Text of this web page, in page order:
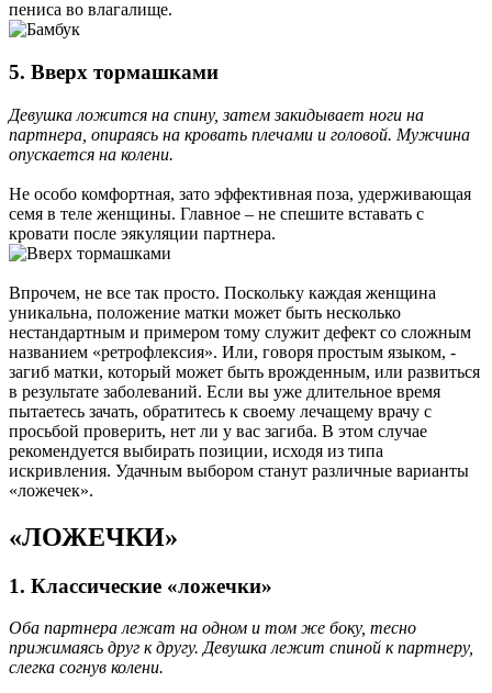
пениса во влагалище.
5. Вверх тормашками
Девушка ложится на спину, затем закидывает ноги на
партнера, опираясь на кровать плечами и головой. Мужчина
опускается на колени.
Не особо комфортная, зато эффективная поза, удерживающая
семя в теле женщины. Главное – не спешите вставать с
кровати после эякуляции партнера.
Впрочем, не все так просто. Поскольку каждая женщина
уникальна, положение матки может быть несколько
нестандартным и примером тому служит дефект со сложным
названием «ретрофлексия». Или, говоря простым языком, -
загиб матки, который может быть врожденным, или развиться
в результате заболеваний. Если вы уже длительное время
пытаетесь зачать, обратитесь к своему лечащему врачу с
просьбой проверить, нет ли у вас загиба. В этом случае
рекомендуется выбирать позиции, исходя из типа
искривления. Удачным выбором станут различные варианты
«ложечек».
«ЛОЖЕЧКИ»
1. Классические «ложечки»
Оба партнера лежат на одном и том же боку, тесно
прижимаясь друг к другу. Девушка лежит спиной к партнеру,
слегка согнув колени.